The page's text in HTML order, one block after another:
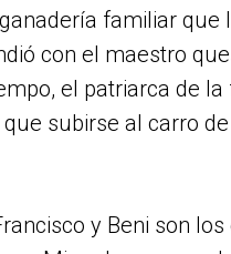
familiar que
con el maestro
el patriarca de
subirse al carro
y Beni son